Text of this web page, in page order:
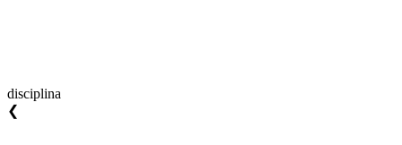
disciplina
❮